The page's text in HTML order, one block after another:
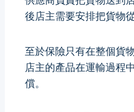
後店主需要安排把貨物
至於保險只有在整個貨
店主的產品在運輸過程
償。